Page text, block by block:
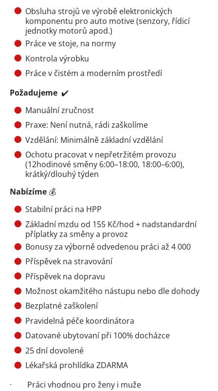
Obsluha strojů ve výrobě elektronických
komponentu pro auto motive (senzory, řídicí
jednotky motorů apod.)
Práce ve stoje, na normy
Kontrola výrobku
Práce v čistém a moderním prostředí
Požadujeme ✔️
Manuální zručnost
Praxe: Není nutná, rádi zaškolíme
Vzdělání: Minimálně základní vzdělání
Ochotu pracovat v nepřetržitém provozu
(12hodinové směny 6:00–18:00, 18:00–6:00),
krátký/dlouhý týden
Nabízíme 💰
Stabilní práci na HPP
Základní mzdu od 155 Kč/hod + nadstandardní
příplatky za směny a provoz
Bonusy za výborně odvedenou práci až 4 000
Příspěvek na stravování
Příspěvek na dopravu
Možnost okamžitého nástupu nebo dle dohody
Bezplatné zaškolení
Pravidelná péče koordinátora
Datované ubytovaní při 100% docházce
25 dní dovolené
Lékařská prohlídka ZDARMA
· Práci vhodnou pro ženy i muže